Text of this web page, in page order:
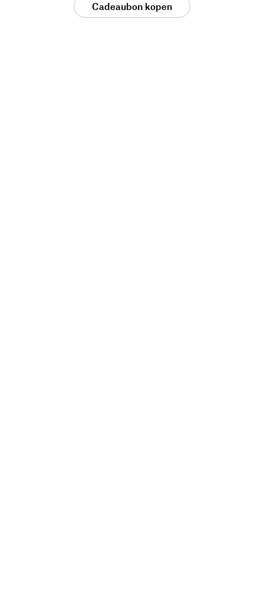
Cadeaubon kopen